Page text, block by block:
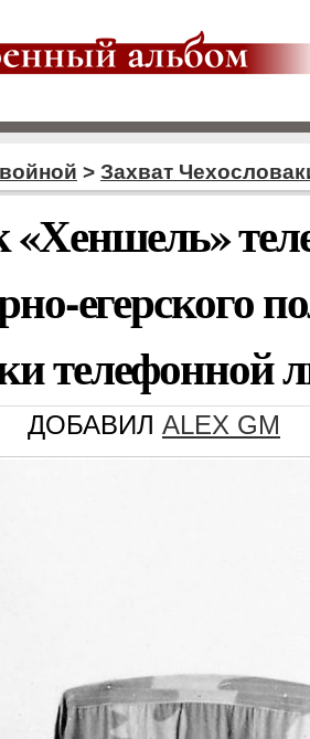
> Захват
«Хеншель»
егерского
телефонной
ДОБАВИЛ ALEX GM